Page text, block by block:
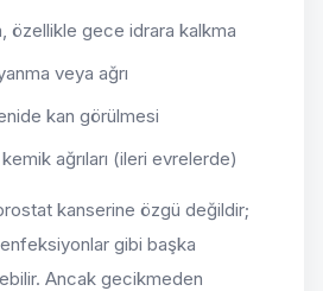
özellikle gece idrara kalkma
veya ağrı
kan görülmesi
ağrıları (ileri evrelerde)
kanserine özgü değildir;
gibi başka
Ancak gecikmeden